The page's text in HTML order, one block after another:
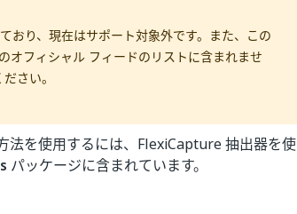
おり、現在はサポート対象外です。また、この
フィシャル フィードのリストに含まれませ
さい。
を使用するには、FlexiCapture 抽出器を使
パッケージに含まれています。